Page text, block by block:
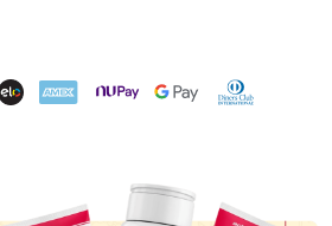
AMEX NuPay Google PayDiners Club
Destaque